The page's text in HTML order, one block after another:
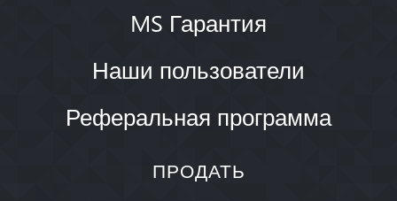
MS Гарантия
Наши пользователи
Реферальная программа
ПРОДАТЬ